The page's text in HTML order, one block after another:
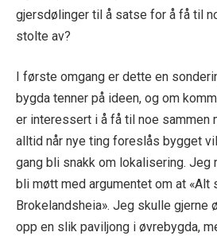
gjersdølinger til å satse for å få til
stolte av?
I første omgang er dette en
bygda tenner på ideen, og om
er interessert i å få til noe sammen
alltid når nye ting foreslås bygget
gang bli snakk om lokalisering. Jeg
bli møtt med argumentet om at «Alt
Brokelandsheia». Jeg skulle gjerne
opp en slik paviljong i øvrebygda,